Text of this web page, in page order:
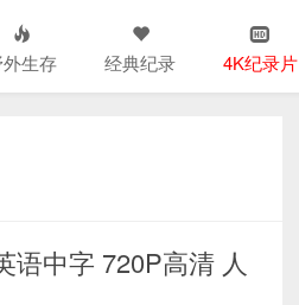
外生存 经典纪录 4K纪录片
语中字 720P高清 人